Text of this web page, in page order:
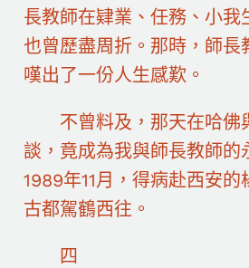
長教師在肄業、任務、小我
也曾歷盡周折。那時，師長
嘆出了一份人生感歎。
不曾料及，那天在哈佛
談，竟成為我與師長教師的
1989年11月，得病赴西安
古都駕鶴西往。
四